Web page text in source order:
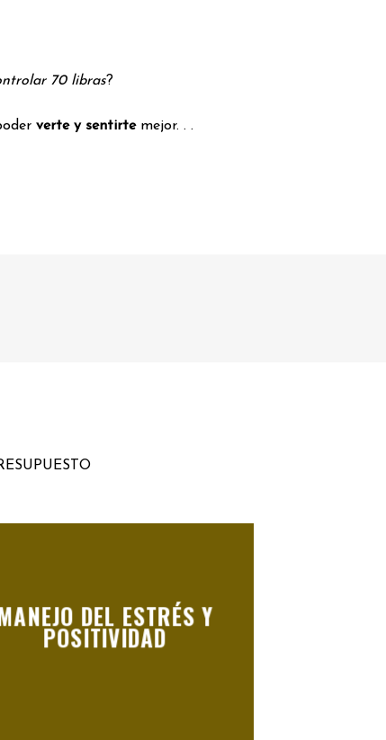
70 libras?
verte y sentirtemejor. . .
DEL ESTRÉS Y
POSITIVIDAD